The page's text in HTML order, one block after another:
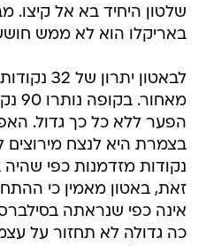
לבאטון
הפער ללא כל כך גדול.
בצמרת היא לנצח מירוצים
נקודות מזדמנות כפי שהיה
זאת, באטון מאמין כי
אינה כפי שנראתה
כה גדולה לא תחזור על
שותף יו"ר הקבוצה ניק
וורץ חושב אחרת. האוסטרי,